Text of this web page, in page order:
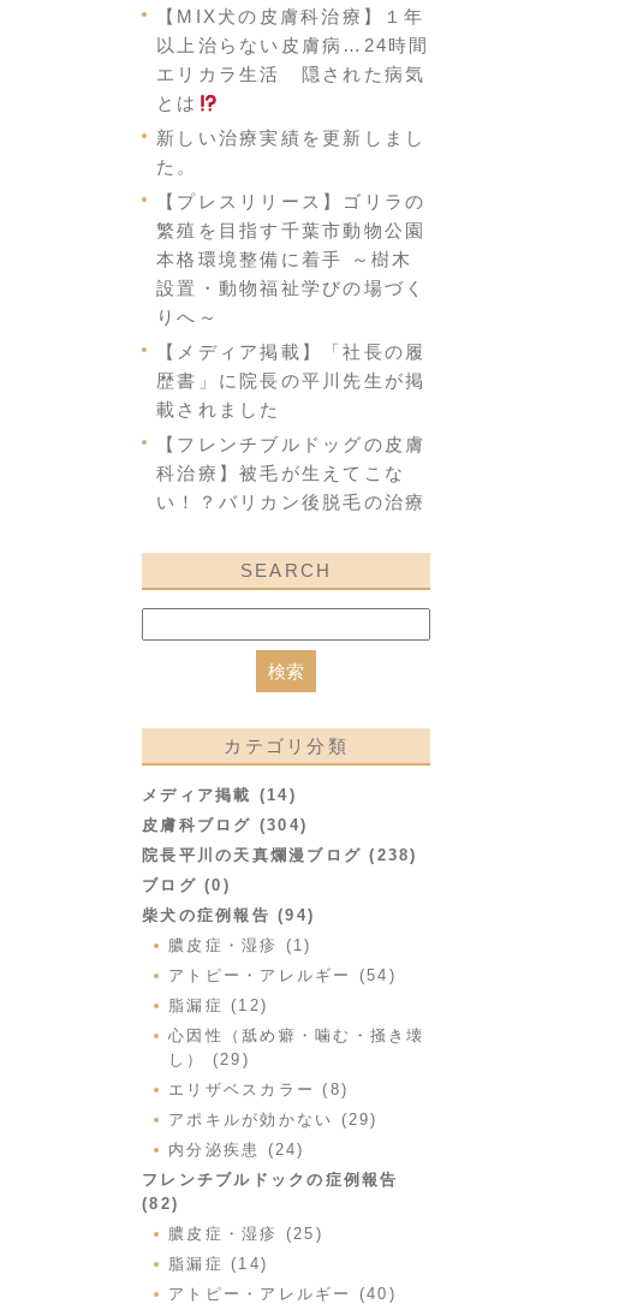
【MIX犬の皮膚科治療】１年
以上治らない皮膚病…24時間
エリカラ生活 隠された病気
とは
新しい治療実績を更新しまし
た。
【プレスリリース】ゴリラの
繁殖を目指す千葉市動物公園
本格環境整備に着手 ～樹木
設置・動物福祉学びの場づく
りへ～
【メディア掲載】「社長の履
歴書」に院長の平川先生が掲
載されました
【フレンチブルドッグの皮膚
科治療】被毛が生えてこな
い！？バリカン後脱毛の治療
SEARCH
カテゴリ分類
メディア掲載 (14)
皮膚科ブログ (304)
院長平川の天真爛漫ブログ (238)
ブログ (0)
柴犬の症例報告 (94)
膿皮症・湿疹 (1)
アトピー・アレルギー (54)
脂漏症 (12)
心因性（舐め癖・噛む・掻き壊
し） (29)
エリザベスカラー (8)
アポキルが効かない (29)
内分泌疾患 (24)
フレンチブルドックの症例報告
(82)
膿皮症・湿疹 (25)
脂漏症 (14)
アトピー・アレルギー (40)